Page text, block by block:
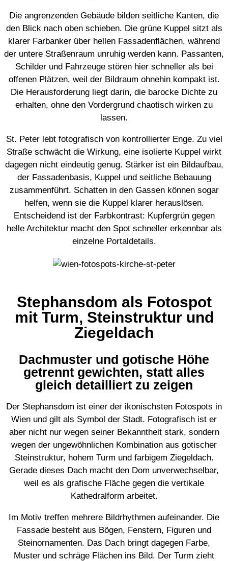
Die angrenzenden Gebäude bilden seitliche Kanten, die
den Blick nach oben schieben. Die grüne Kuppel sitzt als
klarer Farbanker über hellen Fassadenflächen, während
der untere Straßenraum unruhig werden kann. Passanten,
Schilder und Fahrzeuge stören hier schneller als bei
offenen Plätzen, weil der Bildraum ohnehin kompakt ist.
Die Herausforderung liegt darin, die barocke Dichte zu
erhalten, ohne den Vordergrund chaotisch wirken zu
lassen.
St. Peter lebt fotografisch von kontrollierter Enge. Zu viel
Straße schwächt die Wirkung, eine isolierte Kuppel wirkt
dagegen nicht eindeutig genug. Stärker ist ein Bildaufbau,
der Fassadenbasis, Kuppel und seitliche Bebauung
zusammenführt. Schatten in den Gassen können sogar
helfen, wenn sie die Kuppel klarer herauslösen.
Entscheidend ist der Farbkontrast: Kupfergrün gegen
helle Architektur macht den Spot schneller erkennbar als
einzelne Portaldetails.
Stephansdom als Fotospot
mit Turm, Steinstruktur und
Ziegeldach
Dachmuster und gotische Höhe
getrennt gewichten, statt alles
gleich detailliert zu zeigen
Der Stephansdom ist einer der ikonischsten Fotospots in
Wien und gilt als Symbol der Stadt. Fotografisch ist er
aber nicht nur wegen seiner Bekanntheit stark, sondern
wegen der ungewöhnlichen Kombination aus gotischer
Steinstruktur, hohem Turm und farbigem Ziegeldach.
Gerade dieses Dach macht den Dom unverwechselbar,
weil es als grafische Fläche gegen die vertikale
Kathedralform arbeitet.
Im Motiv treffen mehrere Bildrhythmen aufeinander. Die
Fassade besteht aus Bögen, Fenstern, Figuren und
Steinornamenten. Das Dach bringt dagegen Farbe,
Muster und schräge Flächen ins Bild. Der Turm zieht